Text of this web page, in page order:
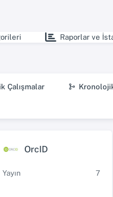
Raporlar ve
Çalışmalar
OrcID
Yayın 7